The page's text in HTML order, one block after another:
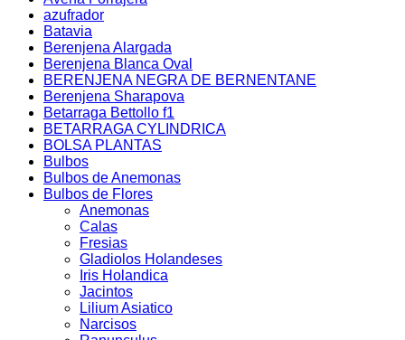
azufrador
Batavia
Berenjena Alargada
Berenjena Blanca Oval
BERENJENA NEGRA DE BERNENTANE
Berenjena Sharapova
Betarraga Bettollo f1
BETARRAGA CYLINDRICA
BOLSA PLANTAS
Bulbos
Bulbos de Anemonas
Bulbos de Flores
Anemonas
Calas
Fresias
Gladiolos Holandeses
Iris Holandica
Jacintos
Lilium Asiatico
Narcisos